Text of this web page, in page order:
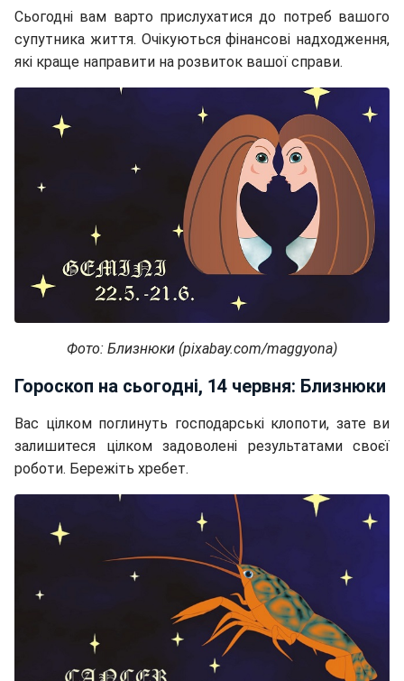
Сьогодні вам варто прислухатися до потреб вашого
супутника життя. Очікуються фінансові надходження,
які краще направити на розвиток вашої справи.
Фото: Близнюки (pixabay.com/maggyona)
Гороскоп на сьогодні, 14 червня: Близнюки
Вас цілком поглинуть господарські клопоти, зате ви
залишитеся цілком задоволені результатами своєї
роботи. Бережіть хребет.